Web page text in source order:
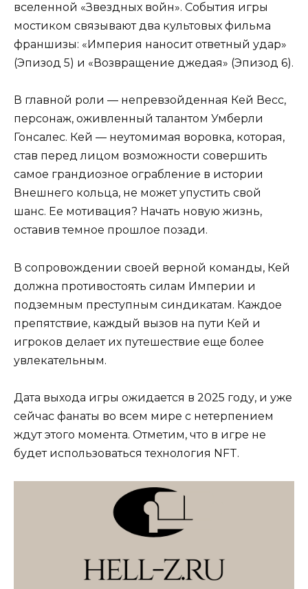
вселенной «Звездных войн». События игры
мостиком связывают два культовых фильма
франшизы: «Империя наносит ответный удар»
(Эпизод 5) и «Возвращение джедая» (Эпизод 6).
В главной роли — непревзойденная Кей Весс,
персонаж, оживленный талантом Умберли
Гонсалес. Кей — неутомимая воровка, которая,
став перед лицом возможности совершить
самое грандиозное ограбление в истории
Внешнего кольца, не может упустить свой
шанс. Ее мотивация? Начать новую жизнь,
оставив темное прошлое позади.
В сопровождении своей верной команды, Кей
должна противостоять силам Империи и
подземным преступным синдикатам. Каждое
препятствие, каждый вызов на пути Кей и
игроков делает их путешествие еще более
увлекательным.
Дата выхода игры ожидается в 2025 году, и уже
сейчас фанаты во всем мире с нетерпением
ждут этого момента. Отметим, что в игре не
будет использоваться технология NFT.